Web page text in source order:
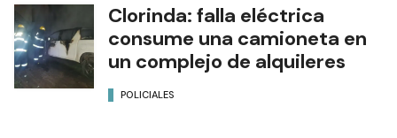
Clorinda: falla eléctrica
consume una camioneta en
un complejo de alquileres
POLICIALES